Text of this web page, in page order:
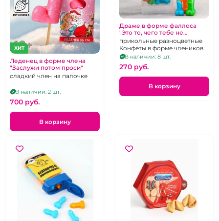
ХИТ
Леденец в форме члена
"Заслужи потом проси"
сладкий член на палочке
В наличии: 2 шт.
700 pуб.
В корзину
Драже в форме фаллоса
"Это то, чего тебе не
хватает"
прикольные разноцветные
Конфеты в форме члеников
В наличии: 8 шт.
270 pуб.
В корзину